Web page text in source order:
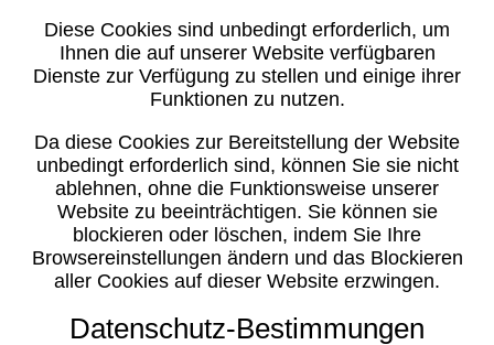
Diese Cookies sind unbedingt erforderlich, um
Ihnen die auf unserer Website verfügbaren
Dienste zur Verfügung zu stellen und einige ihrer
Funktionen zu nutzen.
Da diese Cookies zur Bereitstellung der Website
unbedingt erforderlich sind, können Sie sie nicht
ablehnen, ohne die Funktionsweise unserer
Website zu beeinträchtigen. Sie können sie
blockieren oder löschen, indem Sie Ihre
Browsereinstellungen ändern und das Blockieren
aller Cookies auf dieser Website erzwingen.
Datenschutz-Bestimmungen